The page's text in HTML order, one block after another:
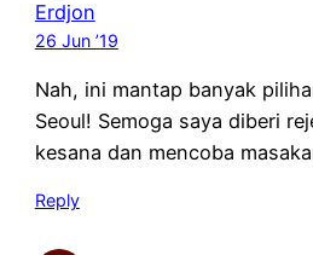
Erdjon
26 Jun ’19
Nah, ini mantap banyak
Seoul! Semoga saya diberi
kesana dan mencoba
Reply